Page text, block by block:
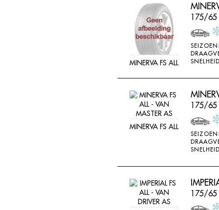
MINERVA FS ALL
175/65
MINERVA FS ALL
175/65
175/65